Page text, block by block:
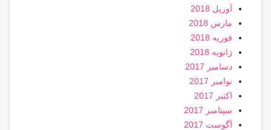
آوریل 2018
مارس 2018
فوریه 2018
ژانویه 2018
دسامبر 2017
نوامبر 2017
اکتبر 2017
سپتامبر 2017
آگوست 2017